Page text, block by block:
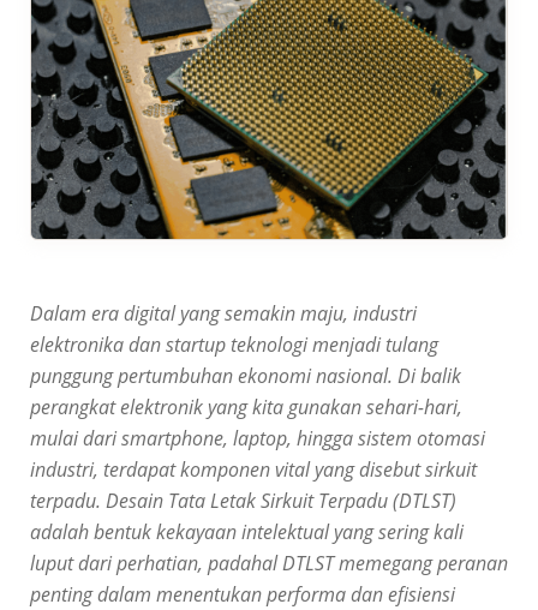
Dalam era digital yang semakin maju, industri
elektronika dan startup teknologi menjadi tulang
punggung pertumbuhan ekonomi nasional. Di balik
perangkat elektronik yang kita gunakan sehari-hari,
mulai dari smartphone, laptop, hingga sistem otomasi
industri, terdapat komponen vital yang disebut sirkuit
terpadu. Desain Tata Letak Sirkuit Terpadu (DTLST)
adalah bentuk kekayaan intelektual yang sering kali
luput dari perhatian, padahal DTLST memegang peranan
penting dalam menentukan performa dan efisiensi